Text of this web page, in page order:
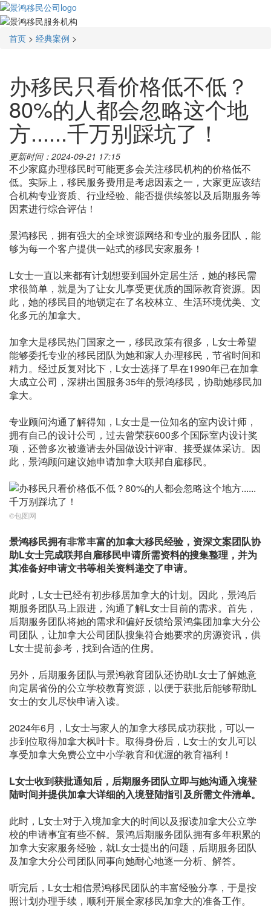
首页 > 经典案例 >
办移民只看价格低不低？
80%的人都会忽略这个地
方......千万别踩坑了！
更新时间：2024-09-21 17:15
不少家庭办理移民时可能更多会关注移民机构的价格低不
低。实际上，移民服务费用是考虑因素之一，大家更应该结
合机构专业资质、行业经验、能否提供续签以及后期服务等
因素进行综合评估！
景鸿移民，拥有强大的全球资源网络和专业的服务团队，能
够为每一个客户提供一站式的移民安家服务！
L女士一直以来都有计划想要到国外定居生活，她的移民需
求很简单，就是为了让女儿享受更优质的国际教育资源。因
此，她的移民目的地锁定在了名校林立、生活环境优美、文
化多元的加拿大。
加拿大是移民热门国家之一，移民政策有很多，L女士希望
能够委托专业的移民团队为她和家人办理移民，节省时间和
精力。经过反复对比下，L女士选择了早在1990年已在加拿
大成立公司，深耕出国服务35年的景鸿移民，协助她移民加
拿大。
专业顾问沟通了解得知，L女士是一位知名的室内设计师，
拥有自己的设计公司，过去曾荣获600多个国际室内设计奖
项，还曾多次被邀请去外国做设计评审、接受媒体采访。因
此，景鸿顾问建议她申请加拿大联邦自雇移民。
©包图网
景鸿移民拥有非常丰富的加拿大移民经验，资深文案团队协
助L女士完成联邦自雇移民申请所需资料的搜集整理，并为
其准备好申请文书等相关资料递交了申请。
此时，L女士已经有初步移居加拿大的计划。因此，景鸿后
期服务团队马上跟进，沟通了解L女士目前的需求。首先，
后期服务团队将她的需求和偏好反馈给景鸿集团加拿大分公
司团队，让加拿大公司团队搜集符合她要求的房源资讯，供
L女士提前参考，找到合适的住房。
另外，后期服务团队与景鸿教育团队还协助L女士了解她意
向定居省份的公立学校教育资源，以便于获批后能够帮助L
女士的女儿尽快申请入读。
2024年6月，L女士与家人的加拿大移民成功获批，可以一
步到位取得加拿大枫叶卡。取得身份后，L女士的女儿可以
享受加拿大免费公立中小学教育和优渥的教育福利！
L女士收到获批通知后，后期服务团队立即与她沟通入境登
陆时间并提供加拿大详细的入境登陆指引及所需文件清单。
此时，L女士对于入境加拿大的时间以及报读加拿大公立学
校的申请事宜有些不解。景鸿后期服务团队拥有多年积累的
加拿大安家服务经验，就L女士提出的问题，后期服务团队
及加拿大分公司团队同事向她耐心地逐一分析、解答。
听完后，L女士相信景鸿移民团队的丰富经验分享，于是按
照计划办理手续，顺利开展全家移民加拿大的准备工作。